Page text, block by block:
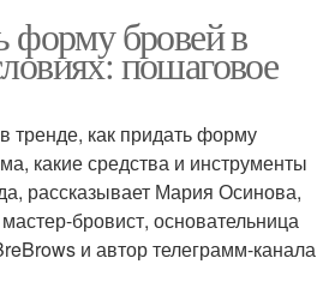
форму бровей в
пошаговое
тренде, как придать форму
какие средства и инструменты
рассказывает Мария Осинова,
бровист, основательница
и автор телеграмм-канала